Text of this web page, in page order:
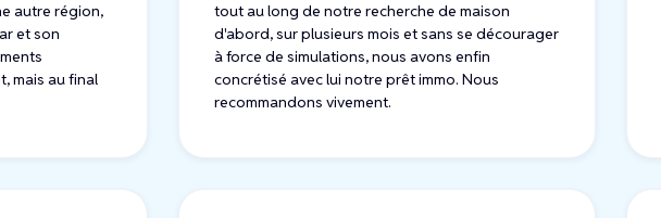
autre région,
et son
mais au final
tout au long de notre recherche de maison
d'abord, sur plusieurs mois et sans se décourager
à force de simulations, nous avons enfin
concrétisé avec lui notre prêt immo. Nous
recommandons vivement.